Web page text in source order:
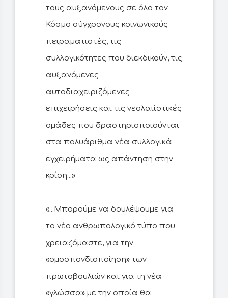
τους αυξανόμενους σε όλο τον
Κόσμο σύγχρονους κοινωνικούς
πειραματιστές, τις
συλλογικότητες που διεκδικούν, τις
αυξανόμενες
αυτοδιαχειριζόμενες
επιχειρήσεις και τις νεολαιίστικές
ομάδες που δραστηριοποιούνται
στα πολυάριθμα νέα συλλογικά
εγχειρήματα ως απάντηση στην
κρίση...»
«...Μπορούμε να δουλέψουμε για
το νέο ανθρωπολογικό τύπο που
χρειαζόμαστε, για την
«ομοσπονδιοποίηση» των
πρωτοβουλιών και για τη νέα
«γλώσσα» με την οποία θα